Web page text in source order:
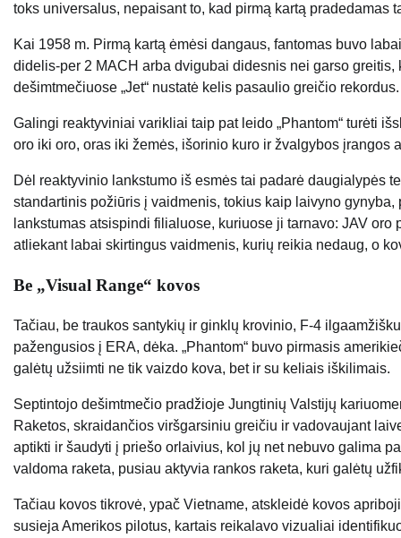
toks universalus, nepaisant to, kad pirmą kartą pradedamas
Kai 1958 m. Pirmą kartą ėmėsi dangaus, fantomas buvo
didelis-per 2 MACH arba dvigubai didesnis nei garso
dešimtmečiuose „Jet“ nustatė kelis pasaulio greičio rekordus.
Galingi reaktyviniai varikliai taip pat leido „Phantom“ turėti
oro iki oro, oras iki žemės, išorinio kuro ir žvalgybos įrangos
Dėl reaktyvinio lankstumo iš esmės tai padarė daugialypės
standartinis požiūris į vaidmenis, tokius kaip laivyno
lankstumas atsispindi filialuose, kuriuose ji tarnavo: JAV
atliekant labai skirtingus vaidmenis, kurių reikia nedaug, o
Be „Visual Range“ kovos
Tačiau, be traukos santykių ir ginklų krovinio, F-4
pažengusios į ERA, dėka. „Phantom“ buvo pirmasis
galėtų užsiimti ne tik vaizdo kova, bet ir su keliais iškilimais.
Septintojo dešimtmečio pradžioje Jungtinių Valstijų
Raketos, skraidančios viršgarsiniu greičiu ir vadovaujant
aptikti ir šaudyti į priešo orlaivius, kol jų net nebuvo galima
valdoma raketa, pusiau aktyvia rankos raketa, kuri galėtų
Tačiau kovos tikrovė, ypač Vietname, atskleidė kovos
susieja Amerikos pilotus, kartais reikalavo vizualiai